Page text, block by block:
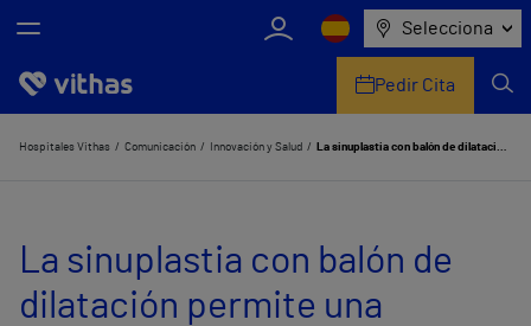
Selecciona
Nosotros
Servicios de salud
Equipo médico y asistencial
Pedir Cita
Hospitales Vithas Comunicación Innovación y Salud La sinuplastia con balón de dilatación permite una recuperación rápida de la sinusitis
La sinuplastia con balón de
dilatación permite una